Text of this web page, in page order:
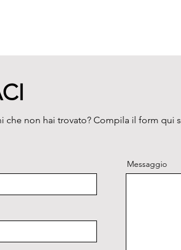
che non hai trovato? Compila il form
Messaggio